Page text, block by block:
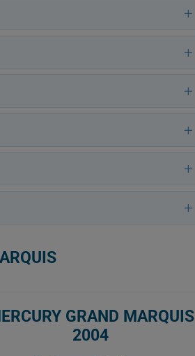
GRAND MARQUIS
2004